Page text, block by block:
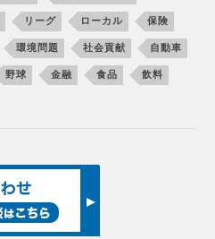
リーグ ローカル 保険
環境問題 社会貢献 自動車
野球 金融 食品 飲料